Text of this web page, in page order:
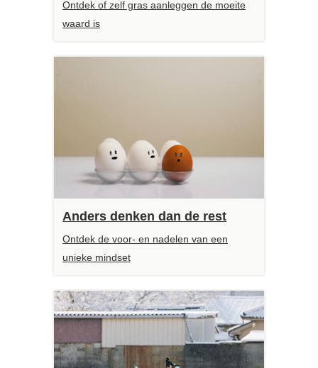
Ontdek of zelf gras aanleggen de moeite
waard is
Anders denken dan de rest
Ontdek de voor- en nadelen van een
unieke mindset